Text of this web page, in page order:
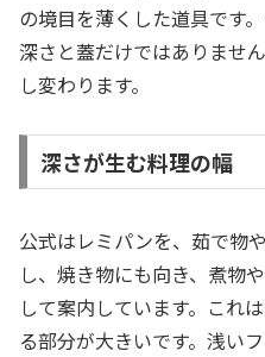
の境目を薄くした道具です
深さと蓋だけではありませ
し変わります。
深さが生む料理の幅
公式はレミパンを、茹で物
し、焼き物にも向き、煮物
して案内しています。これ
る部分が大きいです。浅い